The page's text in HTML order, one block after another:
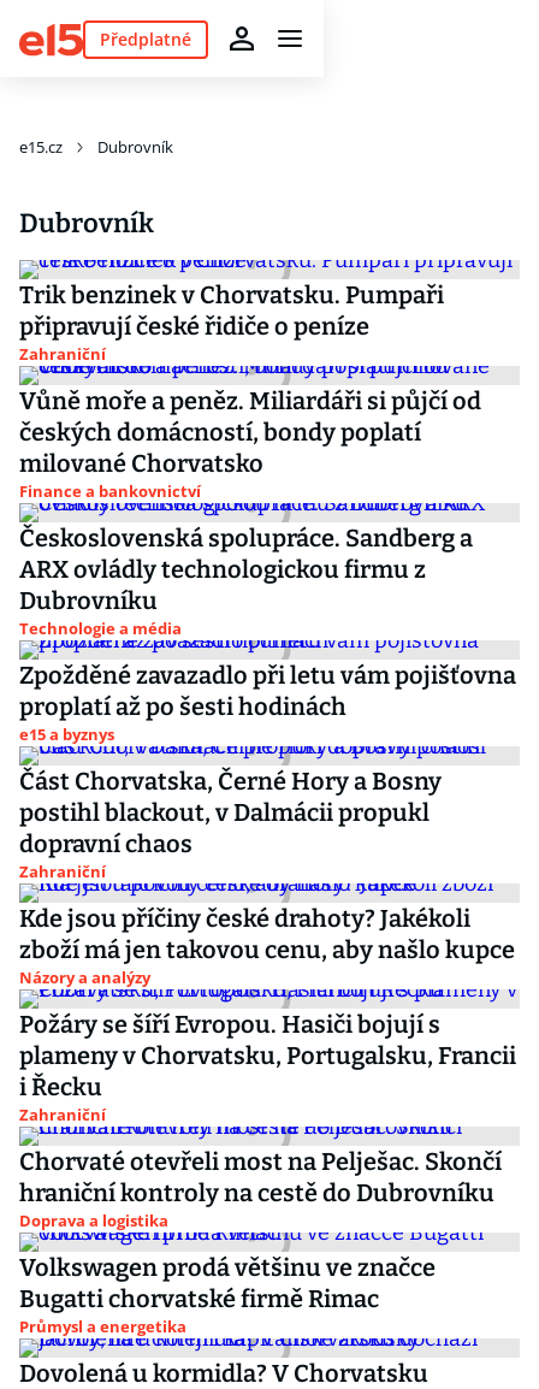
Předplatné
e15.cz Dubrovník
Dubrovník
Trik benzinek v Chorvatsku. Pumpaři
připravují české řidiče o peníze
Zahraniční
Vůně moře a peněz. Miliardáři si půjčí od
českých domácností, bondy poplatí
milované Chorvatsko
Finance a bankovnictví
Československá spolupráce. Sandberg a
ARX ovládly technologickou firmu z
Dubrovníku
Technologie a média
Zpožděné zavazadlo při letu vám pojišťovna
proplatí až po šesti hodinách
e15 a byznys
Část Chorvatska, Černé Hory a Bosny
postihl blackout, v Dalmácii propukl
dopravní chaos
Zahraniční
Kde jsou příčiny české drahoty? Jakékoli
zboží má jen takovou cenu, aby našlo kupce
Názory a analýzy
Požáry se šíří Evropou. Hasiči bojují s
plameny v Chorvatsku, Portugalsku, Francii
i Řecku
Zahraniční
Chorvaté otevřeli most na Pelješac. Skončí
hraniční kontroly na cestě do Dubrovníku
Doprava a logistika
Volkswagen prodá většinu ve značce
Bugatti chorvatské firmě Rimac
Průmysl a energetika
Dovolená u kormidla? V Chorvatsku